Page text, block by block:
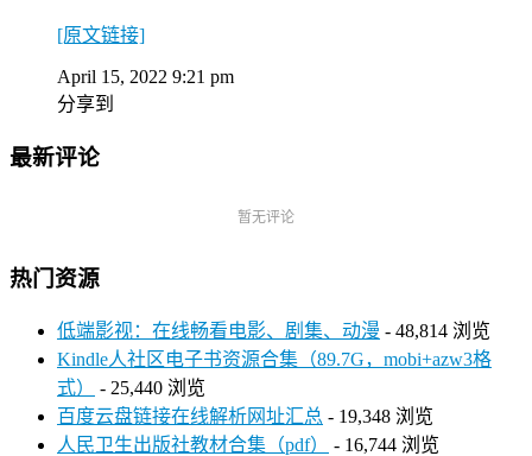
[原文链接]
April 15, 2022 9:21 pm
分享到
最新评论
暂无评论
热门资源
低端影视：在线畅看电影、剧集、动漫 - 48,814 浏览
Kindle人社区电子书资源合集（89.7G，mobi+azw3格
式）
- 25,440 浏览
百度云盘链接在线解析网址汇总 - 19,348 浏览
人民卫生出版社教材合集（pdf）
- 16,744 浏览